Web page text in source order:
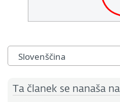
Slovenščina
Ta članek se nanaša na